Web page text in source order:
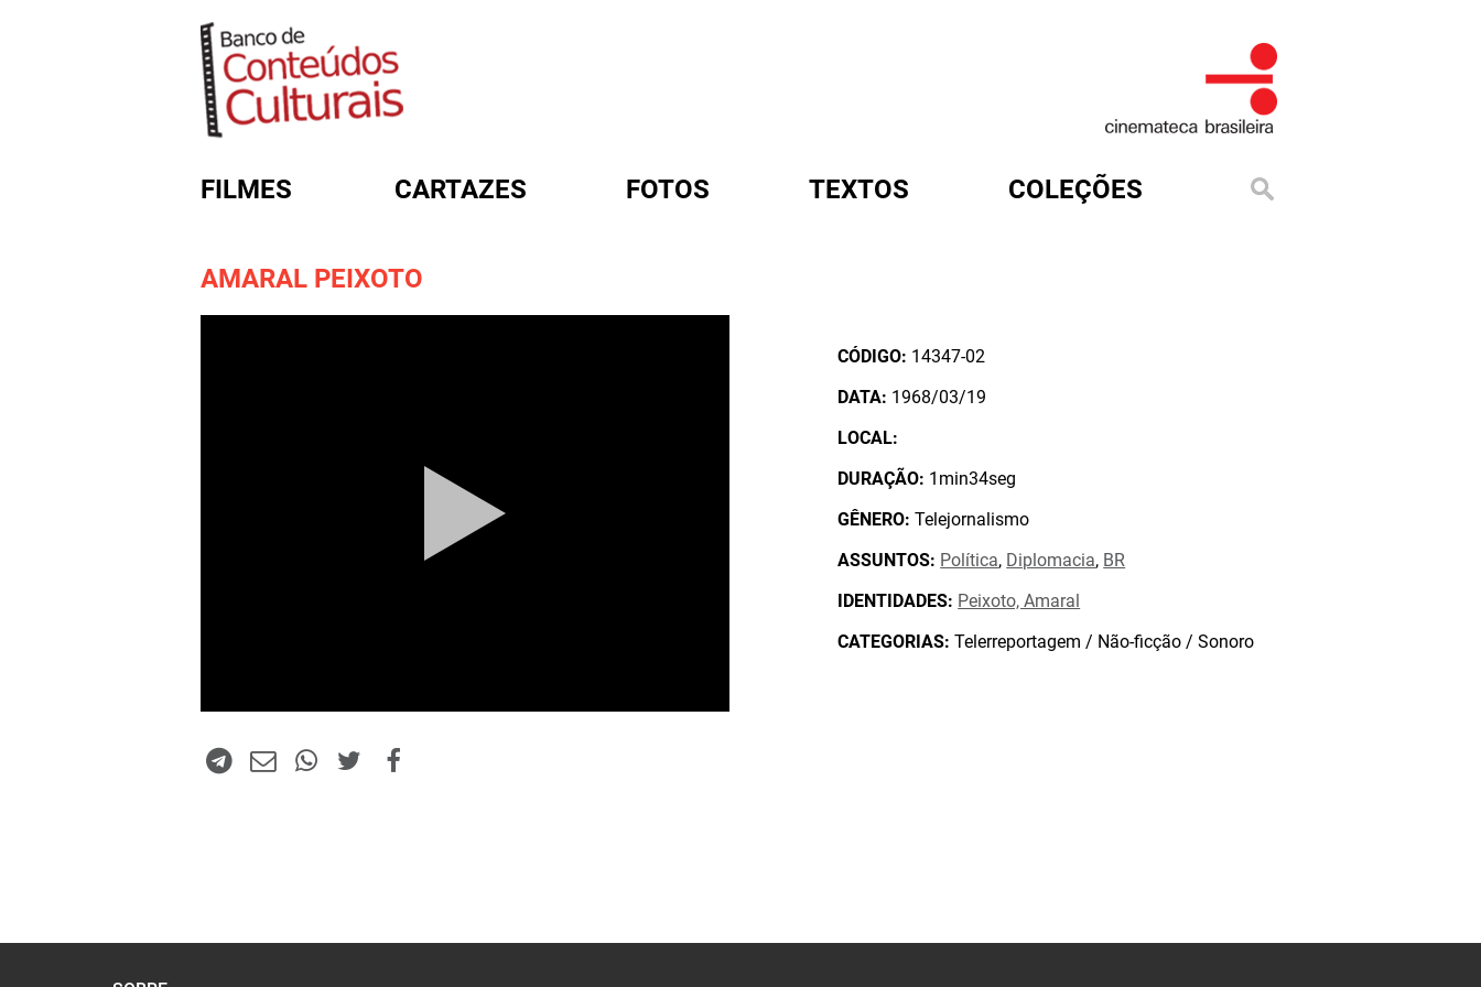
FILMES CARTAZES FOTOS TEXTOS COLEÇÕES
AMARAL PEIXOTO
CÓDIGO: 14347-02
DATA: 1968/03/19
LOCAL:
DURAÇÃO: 1min34seg
GÊNERO: Telejornalismo
ASSUNTOS: Política, Diplomacia, BR
IDENTIDADES: Peixoto, Amaral
CATEGORIAS: Telerreportagem / Não-ficção / Sonoro